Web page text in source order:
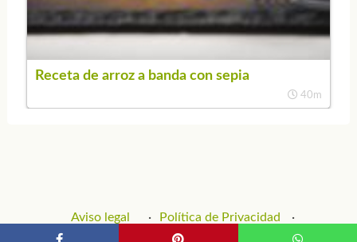
Receta de arroz a banda con sepia
40m
Aviso legal
Política de Privacidad
Política de Cookies
Contacto y Publicidad